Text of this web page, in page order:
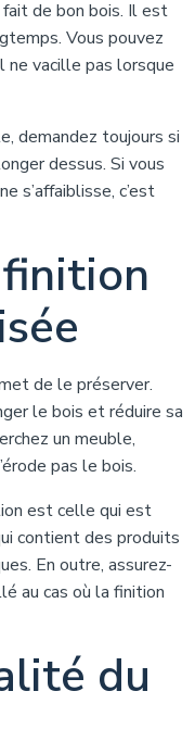
de bon bois. Il est
Vous pouvez
ne vacille pas lorsque
demandez toujours si
dessus. Si vous
s’affaiblisse, c’est
de le préserver.
le bois et réduire sa
un meuble,
pas le bois.
est celle qui est
contient des produits
En outre, assurez-
au cas où la finition
du